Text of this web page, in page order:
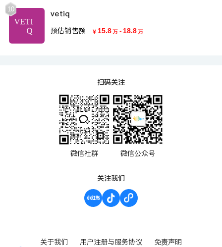
10 vetiq
预估销售额 ￥ 15.8万 - 18.8万
扫码关注
微信社群 微信公众号
关注我们
关于我们 用户注册与服务协议 免责声明